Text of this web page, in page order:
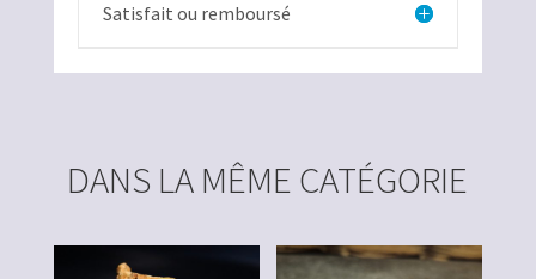
Satisfait ou remboursé
DANS LA MÊME CATÉGORIE